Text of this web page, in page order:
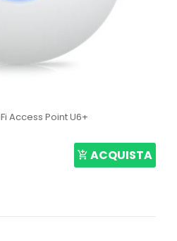
Access Point U6+
ACQUISTA